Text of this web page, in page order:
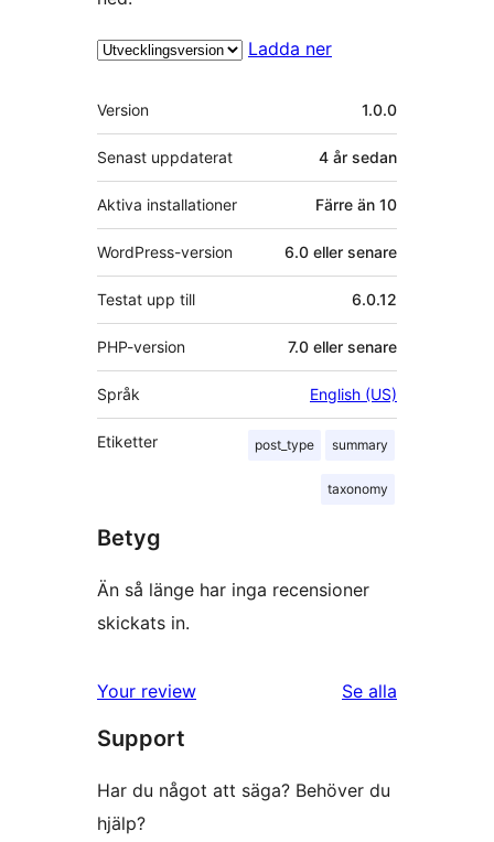
Ladda ner
Meta
Version 1.0.0
Senast uppdaterat 4 år sedan
Aktiva installationer Färre än 10
WordPress-version 6.0 eller senare
Testat upp till 6.0.12
PHP-version 7.0 eller senare
Språk English (US)
Etiketter post_type summary
taxonomy
Betyg
Än så länge har inga recensioner
skickats in.
Your review Se alla
Support
Har du något att säga? Behöver du
hjälp?